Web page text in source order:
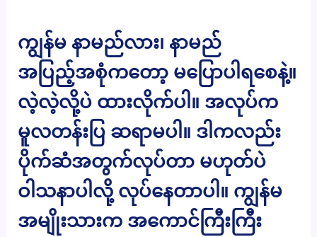
ကျွန်မ နာမည်လား၊ နာမည်
အပြည့်အစုံကတော့ မပြောပါရစေနဲ့။
လဲ့လဲ့လို့ပဲ ထားလိုက်ပါ။ အလုပ်က
မူလတန်းပြ ဆရာမပါ။ ဒါကလည်း
ပိုက်ဆံအတွက်လုပ်တာ မဟုတ်ပဲ
ဝါသနာပါလို့ လုပ်နေတာပါ။ ကျွန်မ
အမျိုးသားက အကောင်ကြီးကြီး